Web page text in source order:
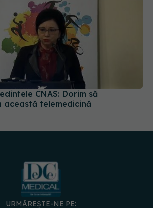
această telemedicină
URMĂREȘTE-NE PE: